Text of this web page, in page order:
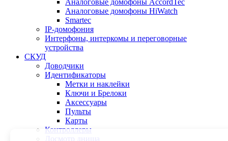
Аналоговые домофоны HiWatch
Smartec
IP-домофония
Интерфоны, интеркомы и переговорные
устройства
СКУД
Доводчики
Идентификаторы
Метки и наклейки
Ключи и Брелоки
Аксессуары
Пульты
Карты
Контроллеры
Досмотр днища